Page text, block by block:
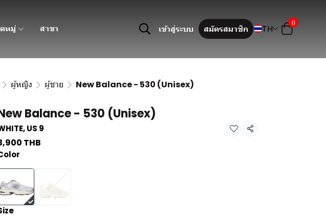
หมู่ สาขา เข้าสู่ระบบ สมัครสมาชิก TH
0
ผู้หญิง ผู้ชาย New Balance - 530 (Unisex)
Balance - 530 (Unisex)
US 9 แชร์
THB